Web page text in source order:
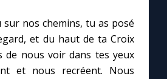
sur nos chemins, tu as posé
et du haut de ta Croix
de nous voir dans tes yeux
et nous recréent. Nous